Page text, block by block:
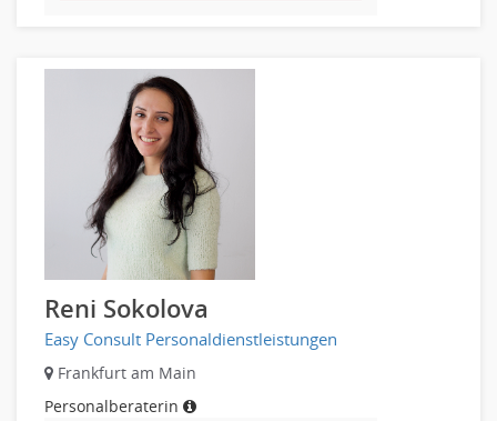
Anästhesie und Intensivpflege
Ergotherapie
Gesundheits- und Kinderkrankenpflege
Gesundheits- und Krankenpflege
Hebamme, Entbindungshelfer
Heilerziehungspfleger
Logopädie
Physiotherapie
Sanitätsdienst, ambulanter Dienst
Strahlentherapie
Außendienst
Reni Sokolova
Easy Consult Personaldienstleistungen
Frankfurt am Main
Personalberaterin